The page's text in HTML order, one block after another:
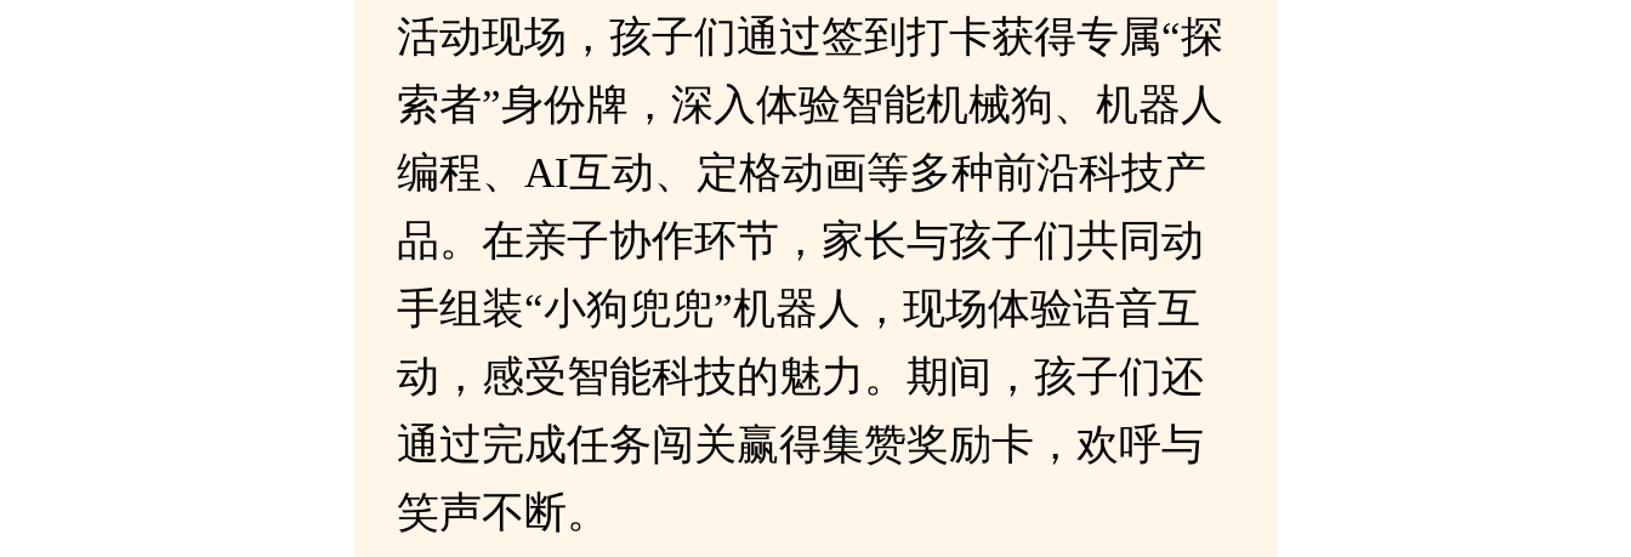
活动现场，孩子们通过签到打卡获得专属“探
索者”身份牌，深入体验智能机械狗、机器人
编程、AI互动、定格动画等多种前沿科技产
品。在亲子协作环节，家长与孩子们共同动
手组装“小狗兜兜”机器人，现场体验语音互
动，感受智能科技的魅力。期间，孩子们还
通过完成任务闯关赢得集赞奖励卡，欢呼与
笑声不断。